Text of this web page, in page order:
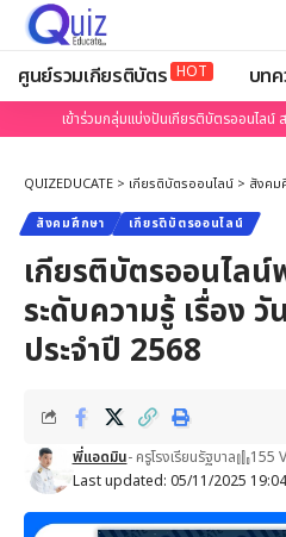
ศูนย์รวมเกียรติบัตร HOT บทค
เข้าร่วมกลุ่มแบ่งปันเกียรติบัตรออนไล
QUIZEDUCATE > เกียรติบัตรออนไลน์ > สังคม
สังคมศึกษา เกียรติบัตรออนไลน์
เกียรติบัตรออนไล
ระดับความรู้ เรื่อง
ประจำปี 2568
Last updated: 05/11/2025
พี่แอดมิน- ครูโรงเรียนรัฐบาล 155